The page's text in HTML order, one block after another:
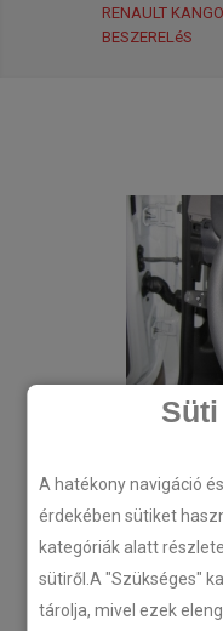
A hatékony navigáció
érdekében sütiket
kategóriák alatt
sütiről.A "Szükséges"
tárolja, mivel ezek
RENAULT
BESZERELéS